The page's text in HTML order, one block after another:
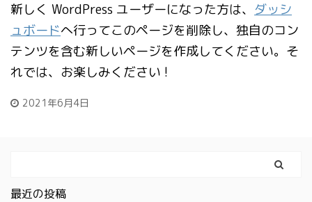
新しく WordPress ユーザーになった方は、 ダッシ
ュボードへ行ってこのページを削除し、独自のコン
テンツを含む新しいページを作成してください。そ
れでは、お楽しみください !
2021年6月4日
最近の投稿